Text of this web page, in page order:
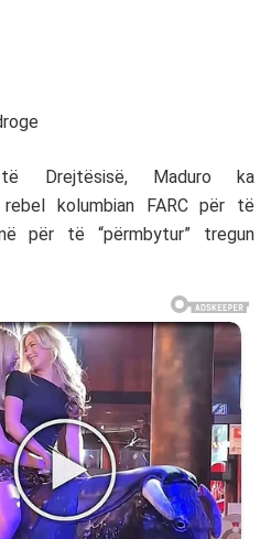
Drejtësisë, Maduro ka
rebel kolumbian FARC për të
për të “përmbytur” tregun